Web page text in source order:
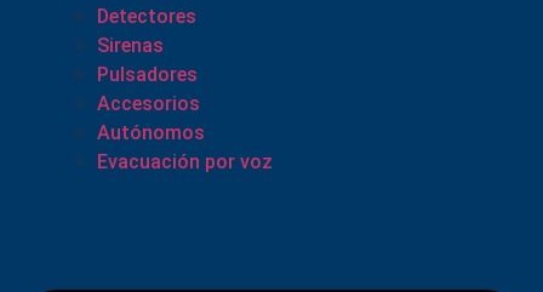
Detectores
Sirenas
Pulsadores
Accesorios
Autónomos
Evacuación por voz